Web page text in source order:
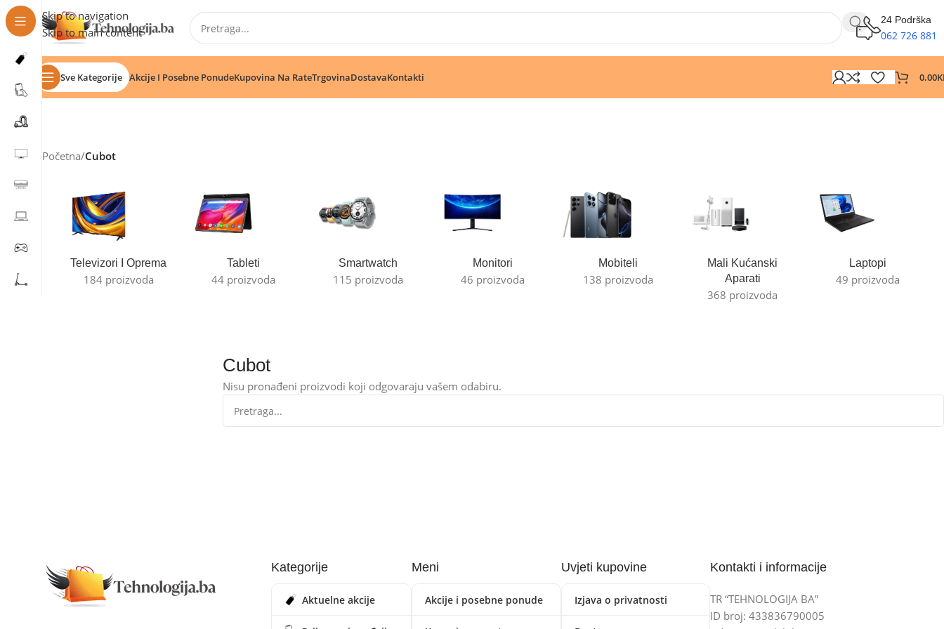
Skip to navigation
Skip to main content
24 Podrška
062 726 881
Sve Kategorije Akcije I Posebne PonudeKupovina Na RateTrgovinaDostavaKontakti 0.00
Početna/Cubot
Televizori I Oprema
184 proizvoda
Tableti
44 proizvoda
Smartwatch
115 proizvoda
Monitori
46 proizvoda
Mobiteli
138 proizvoda
Mali Kućanski
Aparati
368 proizvoda
Laptopi
49 proizvoda
Cubot
Nisu pronađeni proizvodi koji odgovaraju vašem odabiru.
Kategorije
Aktuelne akcije
Meni
Akcije i posebne ponude
Uvjeti kupovine
Izjava o privatnosti
Kontakti i informacije
TR “TEHNOLOGIJA BA”
ID broj: 433836790005